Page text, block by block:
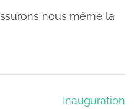
nous même la
Inauguration